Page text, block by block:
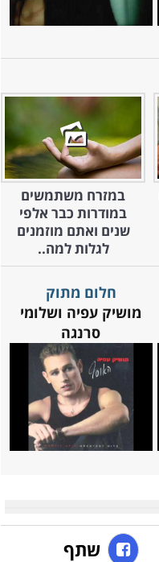
במזרח משתמשים
במודרות כבר אלפי
שנים ואתם מוזמנים
לגלות למה..
חלום מתוק
מושיק עפיה ושלומי
סרנגה
שתף